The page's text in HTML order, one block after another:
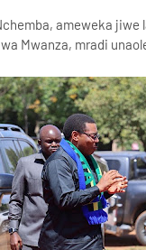
ameweka
Mwanza, mradi